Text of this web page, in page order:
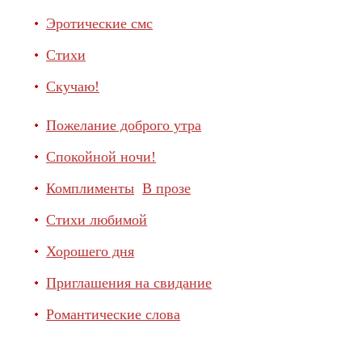
Эротические смс
Стихи
Скучаю!
Пожелание доброго утра
Спокойной ночи!
Комплименты В прозе
Стихи любимой
Хорошего дня
Приглашения на свидание
Романтические слова